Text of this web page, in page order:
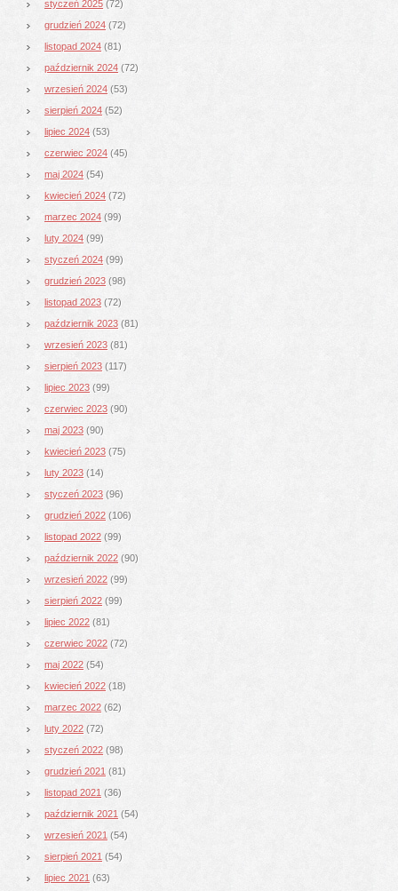
styczeń 2025 (72)
grudzień 2024 (72)
listopad 2024 (81)
październik 2024 (72)
wrzesień 2024 (53)
sierpień 2024 (52)
lipiec 2024 (53)
czerwiec 2024 (45)
maj 2024 (54)
kwiecień 2024 (72)
marzec 2024 (99)
luty 2024 (99)
styczeń 2024 (99)
grudzień 2023 (98)
listopad 2023 (72)
październik 2023 (81)
wrzesień 2023 (81)
sierpień 2023 (117)
lipiec 2023 (99)
czerwiec 2023 (90)
maj 2023 (90)
kwiecień 2023 (75)
luty 2023 (14)
styczeń 2023 (96)
grudzień 2022 (106)
listopad 2022 (99)
październik 2022 (90)
wrzesień 2022 (99)
sierpień 2022 (99)
lipiec 2022 (81)
czerwiec 2022 (72)
maj 2022 (54)
kwiecień 2022 (18)
marzec 2022 (62)
luty 2022 (72)
styczeń 2022 (98)
grudzień 2021 (81)
listopad 2021 (36)
październik 2021 (54)
wrzesień 2021 (54)
sierpień 2021 (54)
lipiec 2021 (63)